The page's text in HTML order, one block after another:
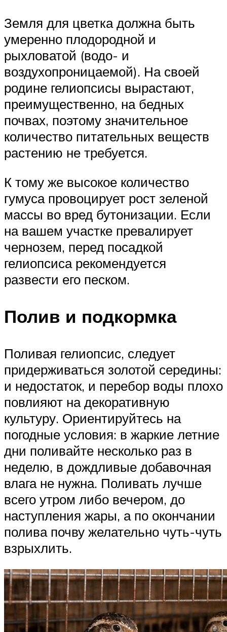
Земля для цветка должна быть
умеренно плодородной и
рыхловатой (водо- и
воздухопроницаемой). На своей
родине гелиопсисы вырастают,
преимущественно, на бедных
почвах, поэтому значительное
количество питательных веществ
растению не требуется.
К тому же высокое количество
гумуса провоцирует рост зеленой
массы во вред бутонизации. Если
на вашем участке превалирует
чернозем, перед посадкой
гелиопсиса рекомендуется
развести его песком.
Полив и подкормка
Поливая гелиопсис, следует
придерживаться золотой середины:
и недостаток, и перебор воды плохо
повлияют на декоративную
культуру. Ориентируйтесь на
погодные условия: в жаркие летние
дни поливайте несколько раз в
неделю, в дождливые добавочная
влага не нужна. Поливать лучше
всего утром либо вечером, до
наступления жары, а по окончании
полива почву желательно чуть-чуть
взрыхлить.